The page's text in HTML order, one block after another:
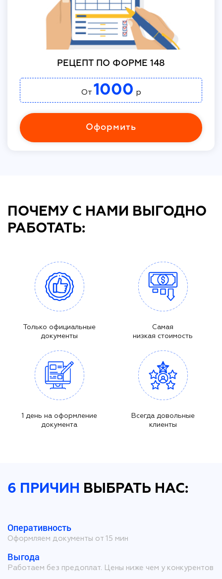
РЕЦЕПТ ПО ФОРМЕ 148
От 1000 р
Оформить
ПОЧЕМУ С НАМИ ВЫГОДНО
РАБОТАТЬ:
Только официальные
документы
Самая
низкая стоимость
1 день на оформление
документа
Всегда довольные
клиенты
6 ПРИЧИН ВЫБРАТЬ НАС:
Оперативность
Оформляем документы от 15 мин
Выгода
Работаем без предоплат. Цены ниже чем у конкурентов